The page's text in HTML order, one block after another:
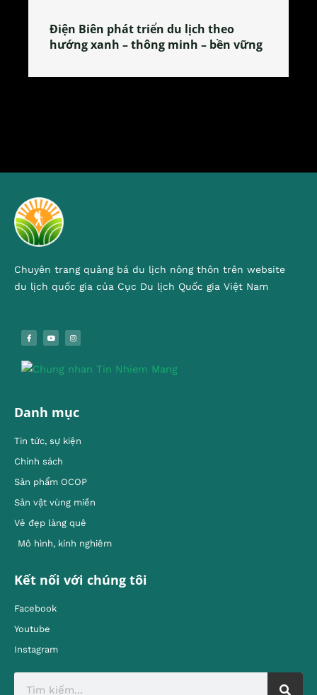
Làng làm bánh tẻ Phú Nhi – nơi lan
tỏa đặc sản xứ Đoài
Chuyên trang quảng bá du lịch nông thôn trên website
du lịch quốc gia của Cục Du lịch Quốc gia Việt Nam
Danh mục
Tin tức, sự kiện
Chính sách
Sản phẩm OCOP
Sản vật vùng miền
Vẻ đẹp làng quê
Mô hình, kinh nghiêm
Kết nối với chúng tôi
Facebook
Youtube
Instagram